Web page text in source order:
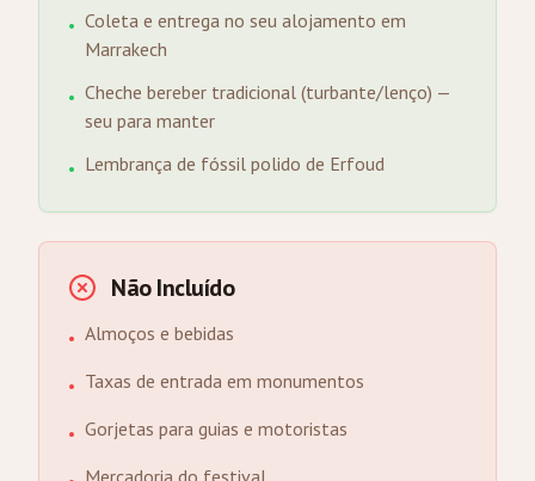
• Coleta e entrega no seu alojamento em
Marrakech
• Cheche bereber tradicional (turbante/lenço) —
seu para manter
• Lembrança de fóssil polido de Erfoud
Não Incluído
• Almoços e bebidas
• Taxas de entrada em monumentos
• Gorjetas para guias e motoristas
Mercadoria do festival